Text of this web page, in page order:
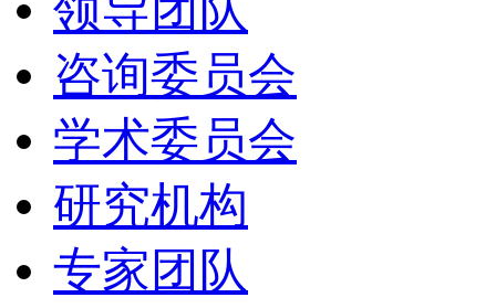
咨询委员会
学术委员会
研究机构
专家团队